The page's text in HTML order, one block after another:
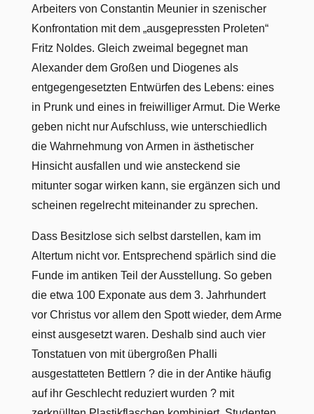
Arbeiters von Constantin Meunier in szenischer
Konfrontation mit dem „ausgepressten Proleten“
Fritz Noldes. Gleich zweimal begegnet man
Alexander dem Großen und Diogenes als
entgegengesetzten Entwürfen des Lebens: eines
in Prunk und eines in freiwilliger Armut. Die Werke
geben nicht nur Aufschluss, wie unterschiedlich
die Wahrnehmung von Armen in ästhetischer
Hinsicht ausfallen und wie ansteckend sie
mitunter sogar wirken kann, sie ergänzen sich und
scheinen regelrecht miteinander zu sprechen.
Dass Besitzlose sich selbst darstellen, kam im
Altertum nicht vor. Entsprechend spärlich sind die
Funde im antiken Teil der Ausstellung. So geben
die etwa 100 Exponate aus dem 3. Jahrhundert
vor Christus vor allem den Spott wieder, dem Arme
einst ausgesetzt waren. Deshalb sind auch vier
Tonstatuen von mit übergroßen Phalli
ausgestatteten Bettlern ? die in der Antike häufig
auf ihr Geschlecht reduziert wurden ? mit